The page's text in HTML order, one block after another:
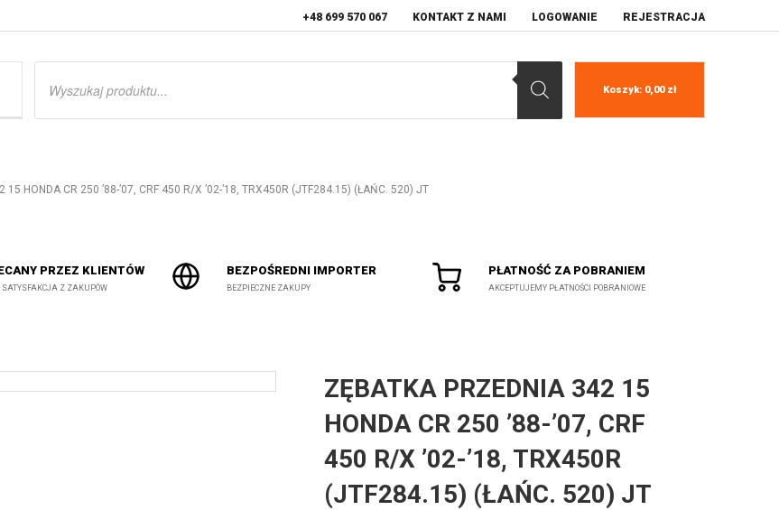
+48 699 570 067 KONTAKT Z NAMI LOGOWANIE REJESTRACJA
Wyszukiwarka
Koszyk: 0,00 zł
15 HONDA CR 250 ’88-’07, CRF 450 R/X ’02-’18, TRX450R (JTF284.15) (ŁAŃC. 520) JT
PRZEZ KLIENTÓW
SATYSFAKCJA Z ZAKUPÓW
BEZPOŚREDNI IMPORTER
BEZPIECZNE ZAKUPY
PŁATNOŚĆ ZA POBRANIEM
AKCEPTUJEMY PŁATNOŚCI POBRANIOWE
ZĘBATKA PRZEDNIA 342 15
HONDA CR 250 ’88-’07, CRF
450 R/X ’02-’18, TRX450R
(JTF284.15) (ŁAŃC. 520) JT